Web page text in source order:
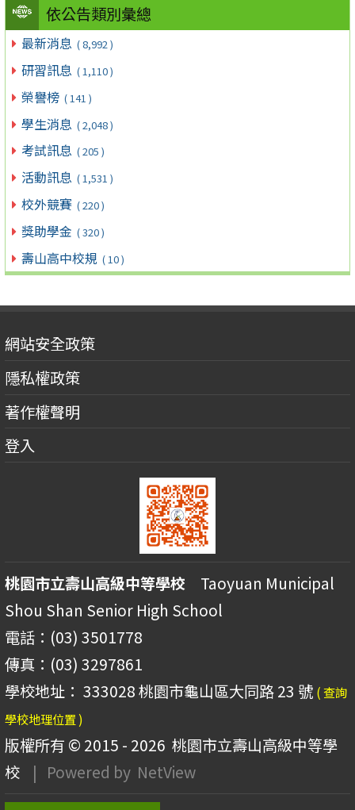
依公告類別彙總
最新消息 ( 8,992 )
研習訊息 ( 1,110 )
榮譽榜 ( 141 )
學生消息 ( 2,048 )
考試訊息 ( 205 )
活動訊息 ( 1,531 )
校外競賽 ( 220 )
獎助學金 ( 320 )
壽山高中校規 ( 10 )
網站安全政策
隱私權政策
著作權聲明
登入
桃園市立壽山高級中等學校 Taoyuan Municipal
Shou Shan Senior High School
電話：(03) 3501778
傳真：(03) 3297861
學校地址： 333028 桃園市龜山區大同路 23 號 ( 查詢
學校地理位置 )
版權所有 © 2015 - 2026 桃園市立壽山高級中等學
校
| Powered by NetView